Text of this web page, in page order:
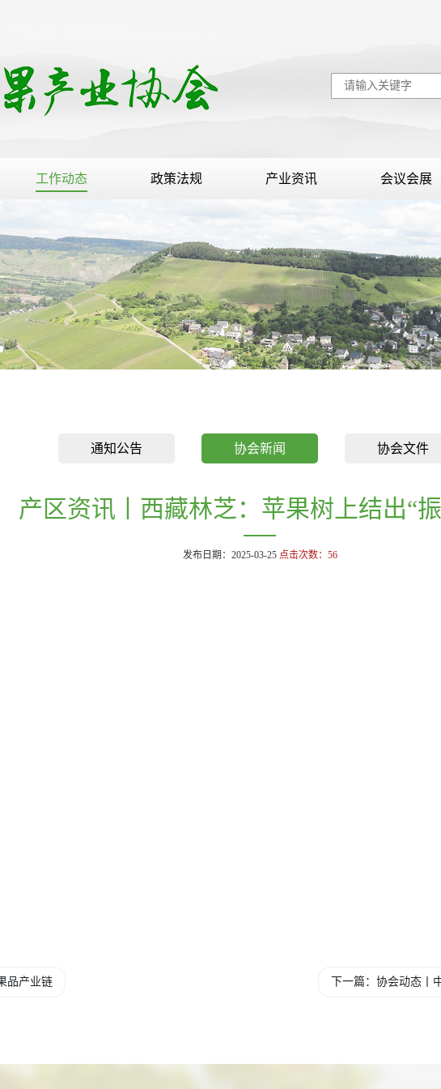
工作动态 政策法规 产业资讯 会议会展
通知公告 协会新闻 协会文件
产区资讯丨西藏林芝：苹果树上结出“
发布日期：2025-03-25 点击次数： 56
品产业链 下一篇：协会动态